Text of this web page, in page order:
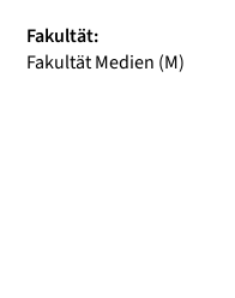
Fakultät:
Fakultät Medien (M)